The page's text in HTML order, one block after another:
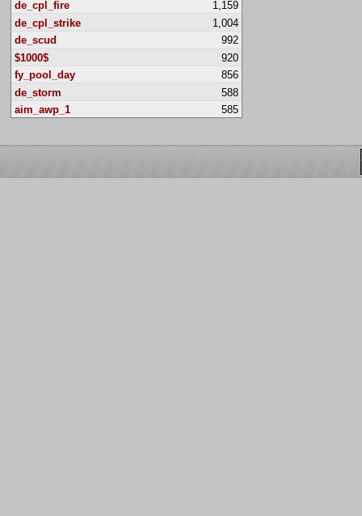
de_cpl_fire
1,159
de_cpl_strike
1,004
de_scud
992
$1000$
920
fy_pool_day
856
de_storm
588
aim_awp_1
585